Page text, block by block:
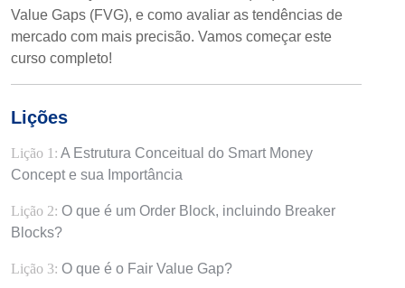
Value Gaps (FVG), e como avaliar as tendências de
mercado com mais precisão. Vamos começar este
curso completo!
Lições
Lição 1: A Estrutura Conceitual do Smart Money
Concept e sua Importância
Lição 2: O que é um Order Block, incluindo Breaker
Blocks?
Lição 3: O que é o Fair Value Gap?